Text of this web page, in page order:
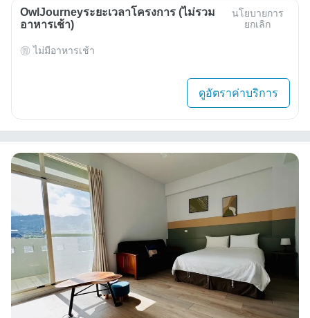
OwlJourneyระยะเวลาโครงการ (ไม่รวม
อาหารเช้า)
นโยบายการ
ยกเลิก
ไม่มีอาหารเช้า
ดูอัตราค่าบริการ